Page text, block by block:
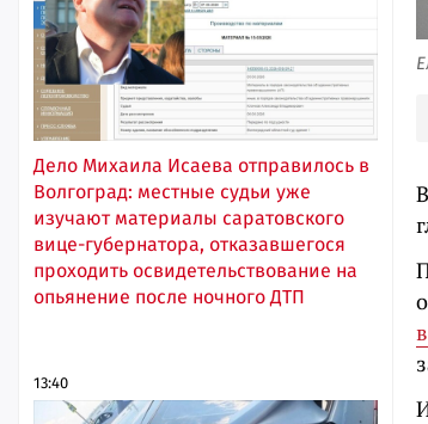
Дело Михаила Исаева отправилось в
Волгоград: местные судьи уже
изучают материалы саратовского
вице-губернатора, отказавшегося
проходить освидетельствование на
опьянение после ночного ДТП
13:40